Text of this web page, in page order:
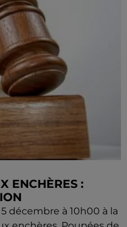
ENCHÈRES :
décembre à 10h00 à la